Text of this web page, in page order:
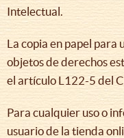
Intelectual.
La copia en papel para
objetos de derechos
el artículo L122-5 del
Para cualquier uso o
usuario de la tienda